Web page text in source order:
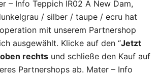
– Info Teppich IR02 A New Dam,
/ silber / taupe / ecru hat
mit unserem Partnershop
ausgewählt. Klicke auf den “Jetzt
oben rechts und schließe den Kauf auf
Partnershops ab. Mater – Info